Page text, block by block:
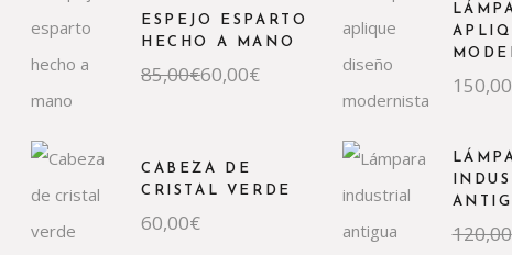
ESPEJO ESPARTO
HECHO A MANO
85,00€
El
precio
60,00€
El
precio
CABEZA DE
CRISTAL VERDE
60,00€
150,00
120,00
El
El